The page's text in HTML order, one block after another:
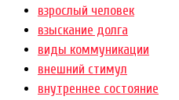
взрослый человек
взыскание долга
виды коммуникации
внешний стимул
внутреннее состояние